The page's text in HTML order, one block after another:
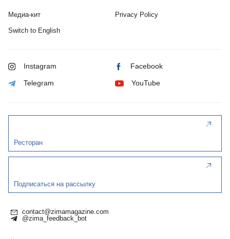
Медиа-кит Privacy Policy
Switch to English
Instagram Facebook
Telegram YouTube
Ресторан
Подписаться на рассылку
contact@zimamagazine.com
@zima_feedback_bot